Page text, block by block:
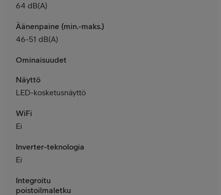
64 dB(A)
Äänenpaine (min.-maks.)
46-51 dB(A)
Ominaisuudet
Näyttö
LED-kosketusnäyttö
WiFi
Ei
Inverter-teknologia
Ei
Integroitu
poistoilmaletku